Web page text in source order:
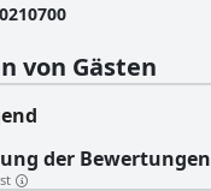
von Gästen
der Bewertungen